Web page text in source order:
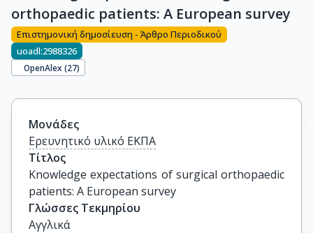
orthopaedic patients: A European survey
Επιστημονική δημοσίευση - Άρθρο Περιοδικού
uoadl:2988326
OpenAlex (27)
Μονάδες
Ερευνητικό υλικό ΕΚΠΑ
Τίτλος
Knowledge expectations of surgical orthopaedic
patients: A European survey
Γλώσσες Τεκμηρίου
Αγγλικά